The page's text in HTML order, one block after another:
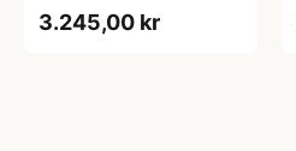
3.245,00 kr